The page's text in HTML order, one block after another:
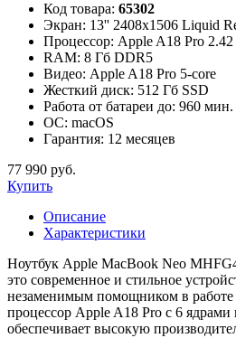
Код товара: 65302
Экран: 13'' 2408x1506 Liquid
Процессор: Apple A18 Pro
RAM: 8 Гб DDR5
Видео: Apple A18 Pro 5-core
Жесткий диск: 512 Гб SSD
Работа от батареи до: 960 мин.
ОС: macOS
Гарантия: 12 месяцев
77 990 руб.
Купить
Описание
Характеристики
Ноутбук Apple MacBook Neo
это современное и стильное
незаменимым помощником в
процессор Apple A18 Pro с 6 ядрами
обеспечивает высокую